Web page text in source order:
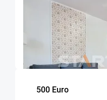
OFERTA NOUA
Apartament mobilat
52
m²
1
dormitor
500 Euro